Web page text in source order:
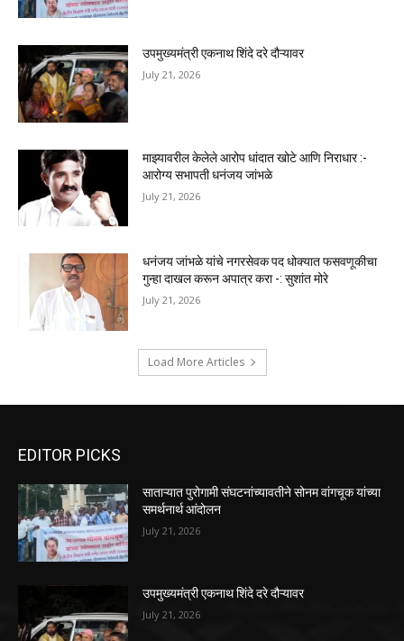
उपमुख्यमंत्री एकनाथ शिंदे दरे दौऱ्यावर
July 21, 2026
माझ्यावरील केलेले आरोप धांदात खोटे आणि निराधार :-
आरोग्य सभापती धनंजय जांभळे
July 21, 2026
धनंजय जांभळे यांचे नगरसेवक पद धोक्यात फसवणूकीचा
गुन्हा दाखल करून अपात्र करा -: सुशांत मोरे
July 21, 2026
Load More Articles
EDITOR PICKS
साताऱ्यात पुरोगामी संघटनांच्यावतीने सोनम वांगचूक यांच्या
समर्थनार्थ आंदोलन
July 21, 2026
उपमुख्यमंत्री एकनाथ शिंदे दरे दौऱ्यावर
July 21, 2026